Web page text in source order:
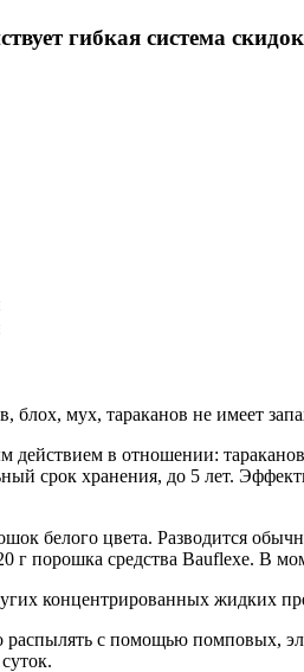
гибкая система
блох, мух, тараканов не имеет
действием в отношении:
срок хранения, до 5 лет.
белого цвета. Разводится
г порошка средства Bauflexe. В
концентрированных жидких
с помощью помповых,